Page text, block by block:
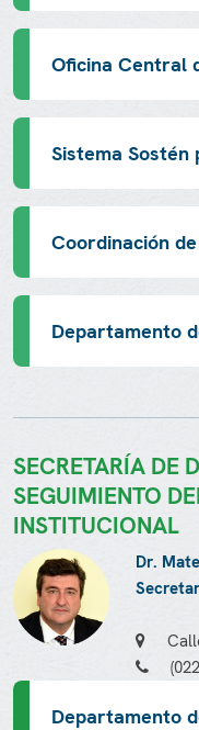
Oficina Central
Sistema Sostén
Coordinación
Departamento
SECRETARÍA DE
SEGUIMIENTO
INSTITUCIONAL
Dr.
Departamento